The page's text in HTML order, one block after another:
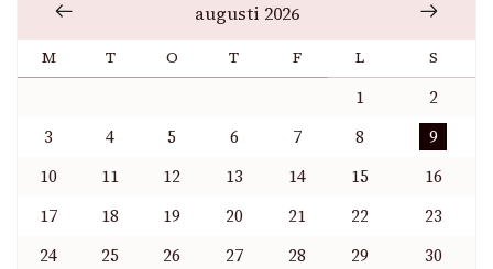
augusti 2026
M T O T F L S
1
2
3
4 5 6 7 8
9
10
11 12 13 14 15
16
17
18 19 20 21 22
23
24
25 26 27 28 29
30